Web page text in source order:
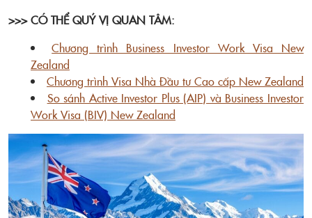
>>> CÓ THỂ QUÝ VỊ QUAN TÂM:
Chương trình Business Investor Work Visa New
Zealand
Chương trình Visa Nhà Đầu tư Cao cấp New Zealand
So sánh Active Investor Plus (AIP) và Business Investor
Work Visa (BIV) New Zealand